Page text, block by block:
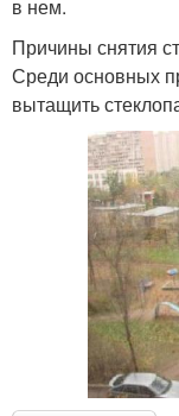
в нем.
Причины снятия
Среди основных
вытащить